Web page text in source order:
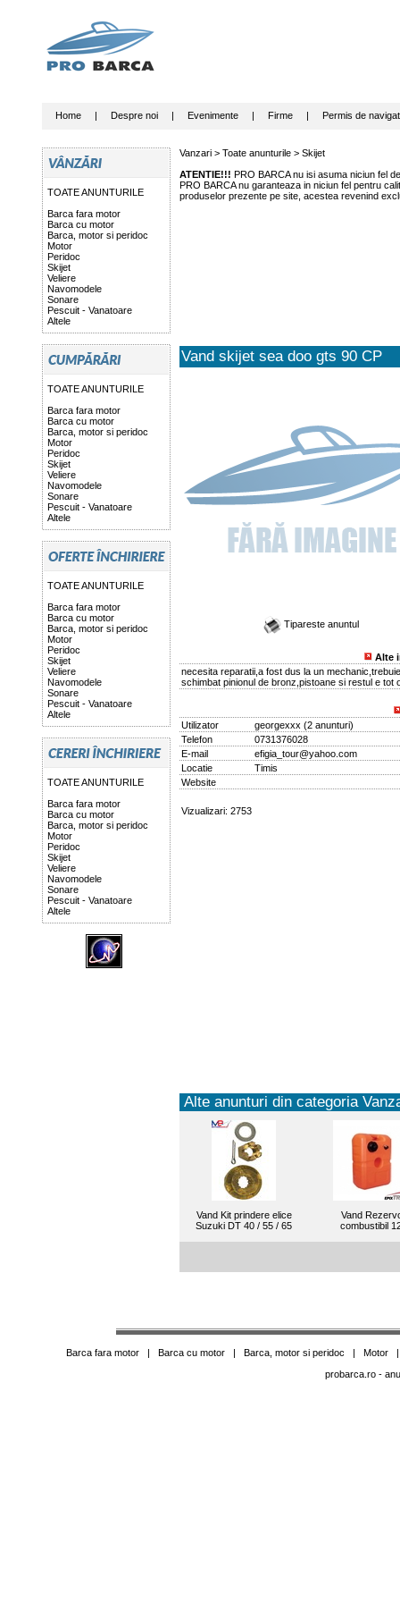
Home| Despre noi| Evenimente| Firme| Permis de
TOATE ANUNTURILE
Barca fara motor
Barca cu motor
Barca, motor si peridoc
Motor
Peridoc
Skijet
Veliere
Navomodele
Sonare
Pescuit - Vanatoare
Altele
TOATE ANUNTURILE
Barca fara motor
Barca cu motor
Barca, motor si peridoc
Motor
Peridoc
Skijet
Veliere
Navomodele
Sonare
Pescuit - Vanatoare
Altele
TOATE ANUNTURILE
Barca fara motor
Barca cu motor
Barca, motor si peridoc
Motor
Peridoc
Skijet
Veliere
Navomodele
Sonare
Pescuit - Vanatoare
Altele
TOATE ANUNTURILE
Barca fara motor
Barca cu motor
Barca, motor si peridoc
Motor
Peridoc
Skijet
Veliere
Navomodele
Sonare
Pescuit - Vanatoare
Altele
Vanzari > Toate anunturile> Skijet
ATENTIE!!! PRO BARCA nu isi asuma niciun fel
PRO BARCA nu garanteaza in niciun fel pentru
produselor prezente pe site, acestea revenind
Vand skijet sea doo gts 90 CP
Tipareste anuntul
Alte
necesita reparatii,a fost dus la un mechanic,trebuie
schimbat pinionul de bronz,pistoane si restul e tot
Utilizator georgexxx (2 anunturi)
Telefon
0731376028
E-mail
efigia_tour@yahoo.com
Locatie
Timis
Website
Vizualizari: 2753
Alte anunturi din categoria
Vand Kit prindere elice
Suzuki DT 40 / 55 / 65
Vand
combustibil
Barca fara motor| Barca cu motor| Barca, motor si peridoc | Motor
probarca.ro-